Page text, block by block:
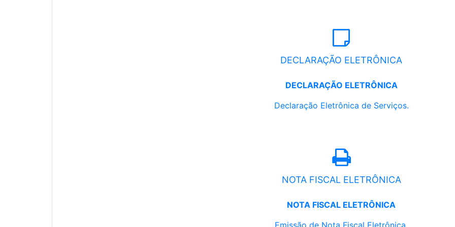
DECLARAÇÃO ELETRÔNICA
DECLARAÇÃO ELETRÔNICA
Declaração Eletrônica de Serviços.
NOTA FISCAL ELETRÔNICA
NOTA FISCAL ELETRÔNICA